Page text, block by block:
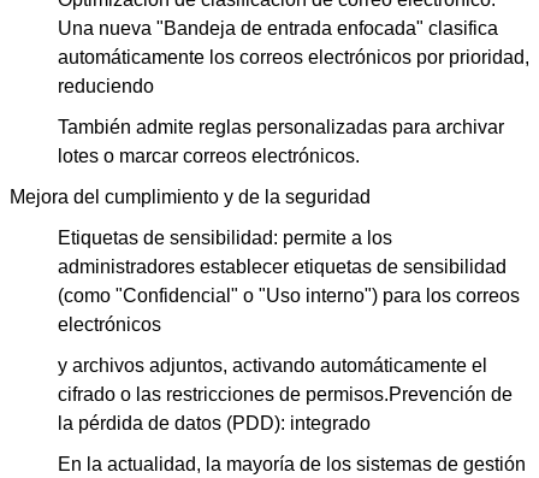
Deja un mensaje
¡Te llamaremos pronto!
Una nueva "Bandeja de entrada enfocada" clasifica
automáticamente los correos electrónicos por prioridad,
reduciendo
También admite reglas personalizadas para archivar
lotes o marcar correos electrónicos.
Mejora del cumplimiento y de la seguridad
Etiquetas de sensibilidad: permite a los
administradores establecer etiquetas de sensibilidad
(como "Confidencial" o "Uso interno") para los correos
electrónicos
y archivos adjuntos, activando automáticamente el
cifrado o las restricciones de permisos.Prevención de
la pérdida de datos (PDD): integrado
En la actualidad, la mayoría de los sistemas de gestión